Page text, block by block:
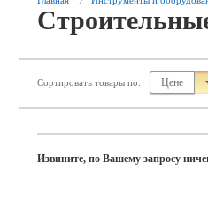
Сортировать товары по: Цене
Извините, по Вашему запросу